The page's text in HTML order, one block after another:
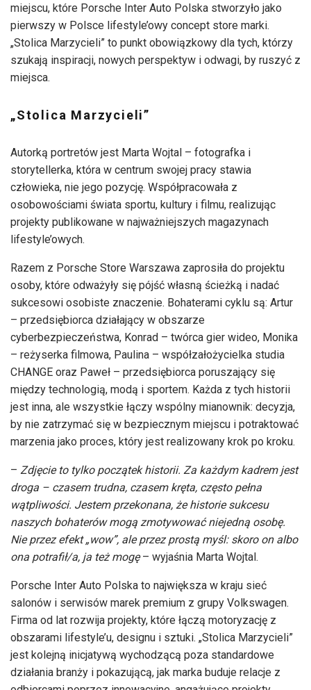
miejscu, które Porsche Inter Auto Polska stworzyło jako
pierwszy w Polsce lifestyle’owy concept store marki.
„Stolica Marzycieli” to punkt obowiązkowy dla tych, którzy
szukają inspiracji, nowych perspektyw i odwagi, by ruszyć z
miejsca.
„Stolica Marzycieli”
Autorką portretów jest Marta Wojtal – fotografka i
storytellerka, która w centrum swojej pracy stawia
człowieka, nie jego pozycję. Współpracowała z
osobowościami świata sportu, kultury i filmu, realizując
projekty publikowane w najważniejszych magazynach
lifestyle’owych.
Razem z Porsche Store Warszawa zaprosiła do projektu
osoby, które odważyły się pójść własną ścieżką i nadać
sukcesowi osobiste znaczenie. Bohaterami cyklu są: Artur
– przedsiębiorca działający w obszarze
cyberbezpieczeństwa, Konrad – twórca gier wideo, Monika
– reżyserka filmowa, Paulina – współzałożycielka studia
CHANGE oraz Paweł – przedsiębiorca poruszający się
między technologią, modą i sportem. Każda z tych historii
jest inna, ale wszystkie łączy wspólny mianownik: decyzja,
by nie zatrzymać się w bezpiecznym miejscu i potraktować
marzenia jako proces, który jest realizowany krok po kroku.
– Zdjęcie to tylko początek historii. Za każdym kadrem jest
droga – czasem trudna, czasem kręta, często pełna
wątpliwości. Jestem przekonana, że historie sukcesu
naszych bohaterów mogą zmotywować niejedną osobę.
Nie przez efekt „wow”, ale przez prostą myśl: skoro on albo
ona potrafił/a, ja też mogę– wyjaśnia Marta Wojtal.
Porsche Inter Auto Polska to największa w kraju sieć
salonów i serwisów marek premium z grupy Volkswagen.
Firma od lat rozwija projekty, które łączą motoryzację z
obszarami lifestyle’u, designu i sztuki. „Stolica Marzycieli”
jest kolejną inicjatywą wychodzącą poza standardowe
działania branży i pokazującą, jak marka buduje relacje z